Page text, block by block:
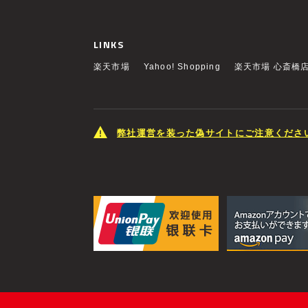
LINKS
楽天市場 Yahoo! Shopping 楽天市場 心斎橋
弊社運営を装った偽サイトにご注意くださ